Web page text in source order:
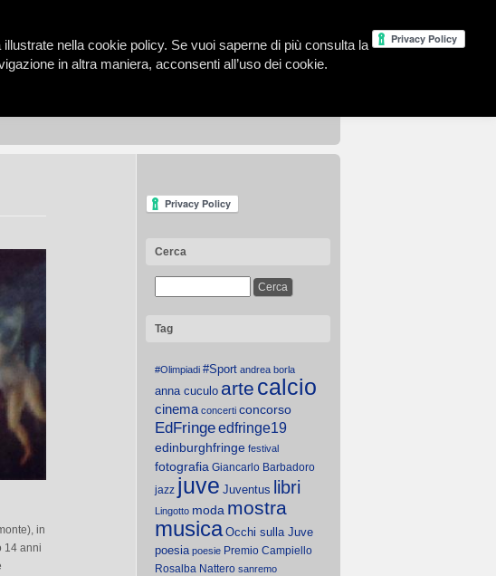
in
14 anni
Cerca
Tag
#Olimpiadi #Sport andrea borla
anna cuculo arte calcio
cinema concerti concorso
EdFringeedfringe19
edinburghfringe festival
fotografia Giancarlo Barbadoro
jazz juve Juventus libri
Lingotto moda mostra
musica Occhi sulla Juve
poesia poesie Premio Campiello
Rosalba Nattero sanremo
nella cookie policy. Se vuoi saperne di più consulta la
in altra maniera, acconsenti all’uso dei cookie.